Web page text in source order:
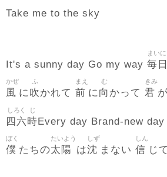
Take me to the sky
It's a sunny day Go my way 毎日
まい
風
かぜ
に 吹
ふ
かれて 前
まえ
に向
む
かって 君
きみ
が
四六
しろく
時
じ
Every day Brand-new day
僕
ぼく
たちの太陽
たいよう
は沈
しず
まない 信
しん
じ